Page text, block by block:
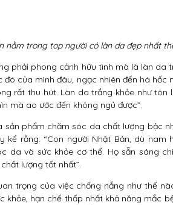
nằm trong top người có làn da đẹp nhất
phải phong cảnh hữu tình mà là làn da
đó của mình đâu, ngạc nhiên đến há hốc
rất thu hút. Làn da trắng khỏe như tôn
mà ao ước đến không ngủ được”.
sản phẩm chăm sóc da chất lượng bậc
kể rằng: “Con người Nhật Bản, dù
da và sức khỏe cơ thể. Họ sẵn sáng
lượng tốt nhất”.
trọng của việc chống nắng như thế
khỏe, hạn chế thấp nhất khả năng mắc